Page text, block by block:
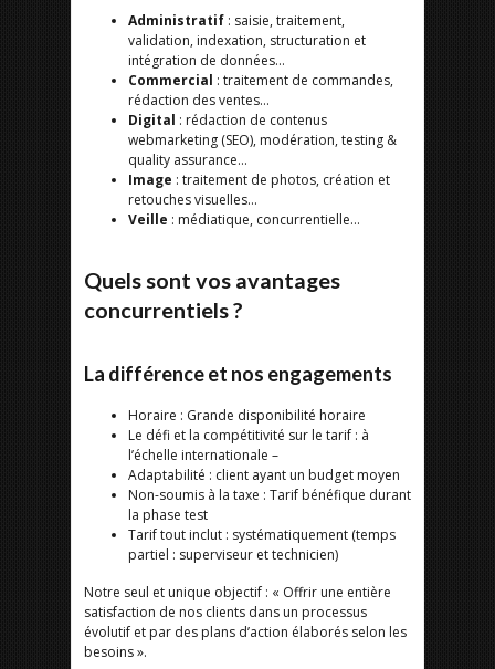
Administratif : saisie, traitement,
validation, indexation, structuration et
intégration de données…
Commercial : traitement de commandes,
rédaction des ventes…
Digital : rédaction de contenus
webmarketing (SEO), modération, testing &
quality assurance…
Image : traitement de photos, création et
retouches visuelles…
Veille : médiatique, concurrentielle…
Quels sont vos avantages
concurrentiels ?
La différence et nos engagements
Horaire : Grande disponibilité horaire
Le défi et la compétitivité sur le tarif : à
l’échelle internationale –
Adaptabilité : client ayant un budget moyen
Non-soumis à la taxe : Tarif bénéfique durant
la phase test
Tarif tout inclut : systématiquement (temps
partiel : superviseur et technicien)
Notre seul et unique objectif : « Offrir une entière
satisfaction de nos clients dans un processus
évolutif et par des plans d’action élaborés selon les
besoins ».